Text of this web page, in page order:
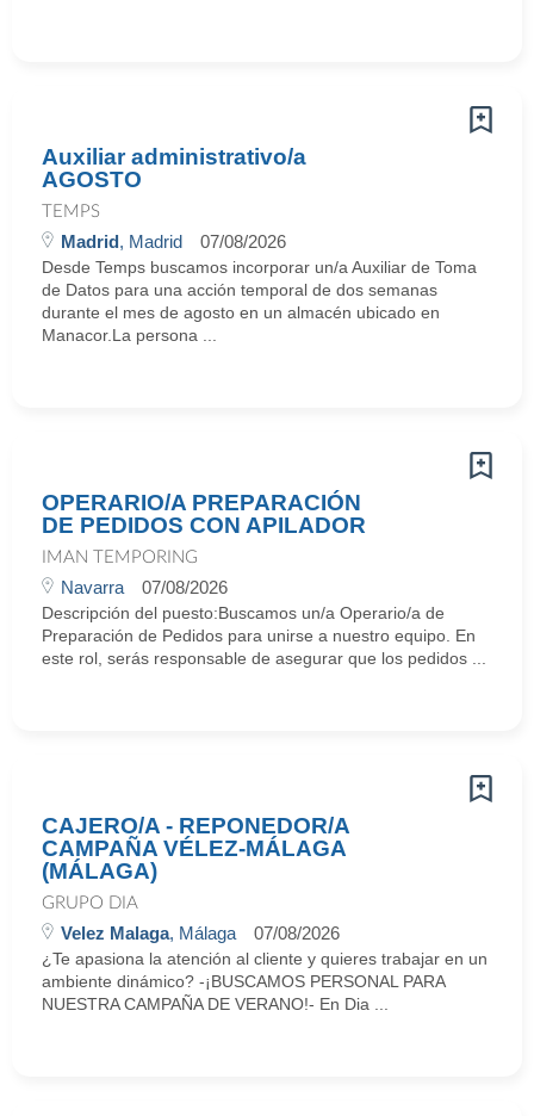
Auxiliar administrativo/a
AGOSTO
TEMPS
Madrid, Madrid 07/08/2026
Desde Temps buscamos incorporar un/a Auxiliar de Toma
de Datos para una acción temporal de dos semanas
durante el mes de agosto en un almacén ubicado en
Manacor.La persona ...
OPERARIO/A PREPARACIÓN
DE PEDIDOS CON APILADOR
IMAN TEMPORING
Navarra 07/08/2026
Descripción del puesto:Buscamos un/a Operario/a de
Preparación de Pedidos para unirse a nuestro equipo. En
este rol, serás responsable de asegurar que los pedidos ...
CAJERO/A - REPONEDOR/A
CAMPAÑA VÉLEZ-MÁLAGA
(MÁLAGA)
GRUPO DIA
Velez Malaga, Málaga 07/08/2026
¿Te apasiona la atención al cliente y quieres trabajar en un
ambiente dinámico? -¡BUSCAMOS PERSONAL PARA
NUESTRA CAMPAÑA DE VERANO!- En Dia ...